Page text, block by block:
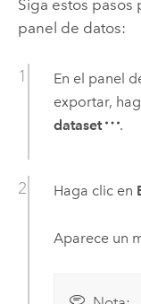
Siga estos pasos
panel de datos:
En el panel
exportar,
dataset
.
Haga clic en
Aparece un